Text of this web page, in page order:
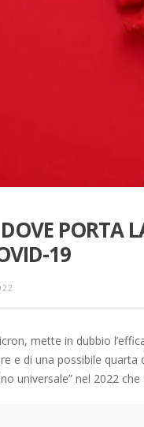
PORTA
19
mette in dubbio
e di una possibile
universale” nel 2022